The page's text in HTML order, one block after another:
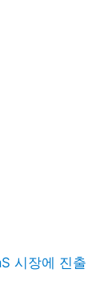
시장에 진출